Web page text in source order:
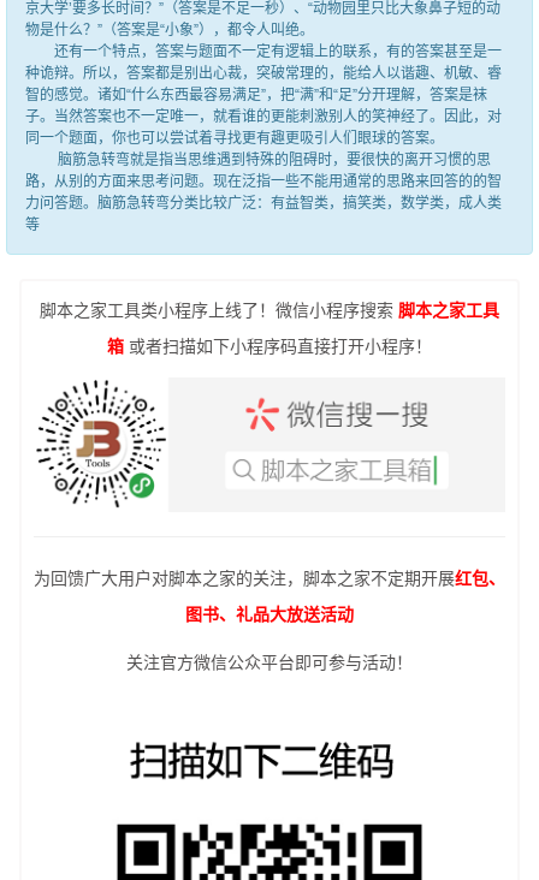
京大学’要多长时间？”（答案是不足一秒）、“动物园里只比大象鼻子短的动
物是什么？”（答案是“小象”），都令人叫绝。
还有一个特点，答案与题面不一定有逻辑上的联系，有的答案甚至是一
种诡辩。所以，答案都是别出心裁，突破常理的，能给人以谐趣、机敏、睿
智的感觉。诸如“什么东西最容易满足”，把“满”和“足”分开理解，答案是袜
子。当然答案也不一定唯一，就看谁的更能刺激别人的笑神经了。因此，对
同一个题面，你也可以尝试着寻找更有趣更吸引人们眼球的答案。
脑筋急转弯就是指当思维遇到特殊的阻碍时，要很快的离开习惯的思
路，从别的方面来思考问题。现在泛指一些不能用通常的思路来回答的的智
力问答题。脑筋急转弯分类比较广泛：有益智类，搞笑类，数学类，成人类
等
脚本之家工具类小程序上线了！微信小程序搜索 脚本之家工具
箱 或者扫描如下小程序码直接打开小程序！
为回馈广大用户对脚本之家的关注，脚本之家不定期开展红包、
图书、礼品大放送活动
关注官方微信公众平台即可参与活动！